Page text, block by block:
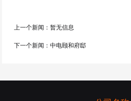
上一个新闻： 暂无信息
下一个新闻： 中电颐和府邸